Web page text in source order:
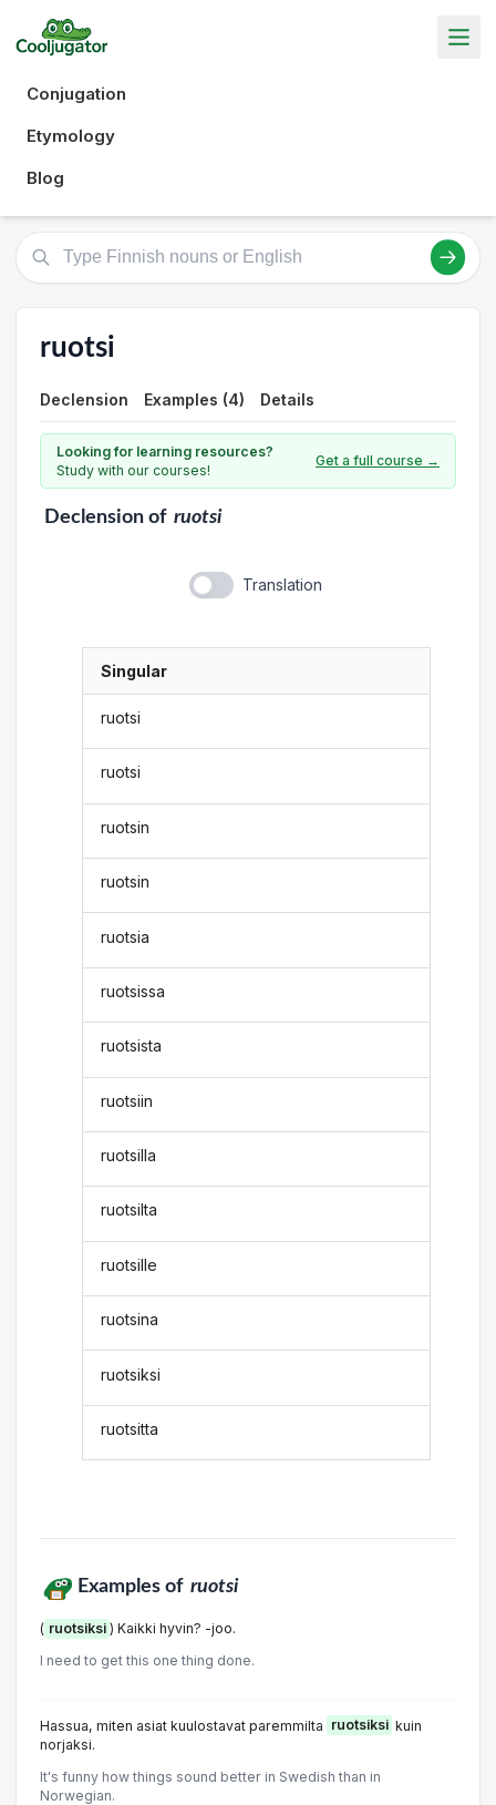
Conjugation
Etymology
Blog
ruotsi
Declension Examples (4) Details
Looking for learning resources?
Study with our courses!
Get a full course →
Declensionof ruotsi
Translation
Singular
ruotsi
ruotsi
ruotsin
ruotsin
ruotsia
ruotsissa
ruotsista
ruotsiin
ruotsilla
ruotsilta
ruotsille
ruotsina
ruotsiksi
ruotsitta
Examples of ruotsi
( ruotsiksi ) Kaikki hyvin? -joo.
I need to get this one thing done.
Hassua, miten asiat kuulostavat paremmilta ruotsiksi kuin
norjaksi.
It's funny how things sound better in Swedish than in
Norwegian.